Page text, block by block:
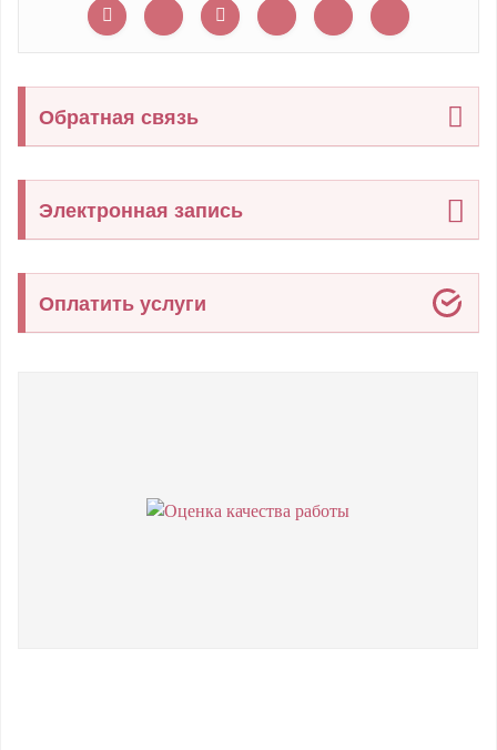
Обратная связь
Электронная запись
Оплатить услуги